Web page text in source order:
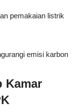
pemakaian listrik
emisi karbon
Kamar